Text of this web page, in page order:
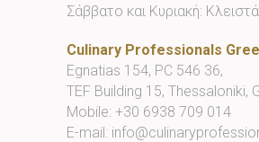
Σάββατο και Κυριακή: Κλειστά
Culinary Professionals
Egnatias 154, PC 546 36,
TEF Building 15, Thessaloniki,
Mobile: +30 6938 709 014
E-mail: